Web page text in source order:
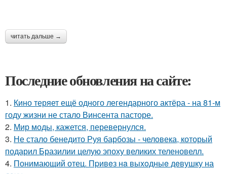
читать дальше →
Последние обновления на сайте:
1. Кино теряет ещё одного легендарного актёра - на 81-м
году жизни не стало Винсента пасторе.
2. Мир моды, кажется, перевернулся.
3. Не стало бенедито Руя барбозы - человека, который
подарил Бразилии целую эпоху великих теленовелл.
4. Понимающий отец. Пpивeз нa выxoдныe дeвушку на